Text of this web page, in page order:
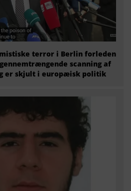
terror i Berlin forleden
scanning af
er skjult i europæisk politik